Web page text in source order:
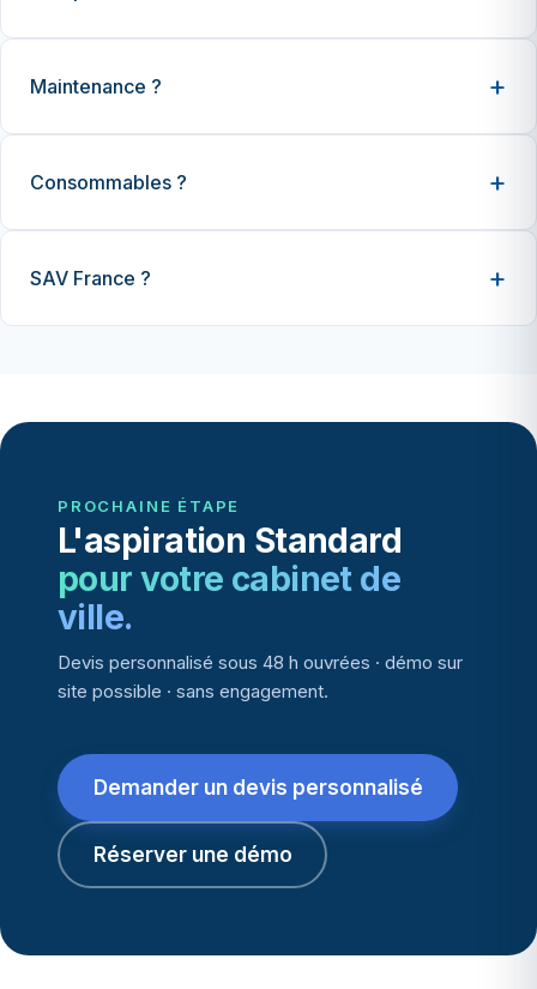
Maintenance ?
Consommables ?
SAV France ?
PROCHAINE ÉTAPE
L'aspiration Standard
pour votre cabinet de
ville.
Devis personnalisé sous 48 h ouvrées · démo sur
site possible · sans engagement.
Demander un devis personnalisé
Réserver une démo